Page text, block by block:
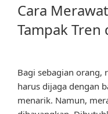
Cara
Tampak
Bagi sebagian orang,
harus dijaga dengan
menarik. Namun,